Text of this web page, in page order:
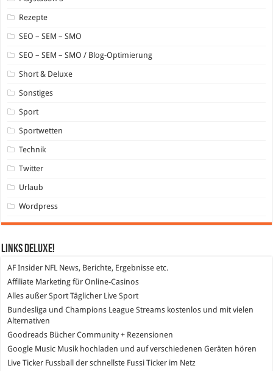
Rezepte
SEO – SEM – SMO
SEO – SEM – SMO / Blog-Optimierung
Short & Deluxe
Sonstiges
Sport
Sportwetten
Technik
Twitter
Urlaub
Wordpress
Links DeLuXe!
AF Insider NFL News, Berichte, Ergebnisse etc.
Affiliate Marketing für Online-Casinos
Alles außer Sport Täglicher Live Sport
Bundesliga und Champions League Streams kostenlos und mit vielen
Alternativen
Goodreads Bücher Community + Rezensionen
Google Music Musik hochladen und auf verschiedenen Geräten hören
Live Ticker Fussball
der schnellste Fussi Ticker im Netz